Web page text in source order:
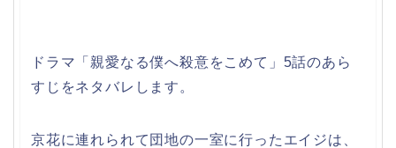
ドラマ「親愛なる僕へ殺意をこめて」5話のあら
すじをネタバレします。
京花に連れられて団地の一室に行ったエイジは、